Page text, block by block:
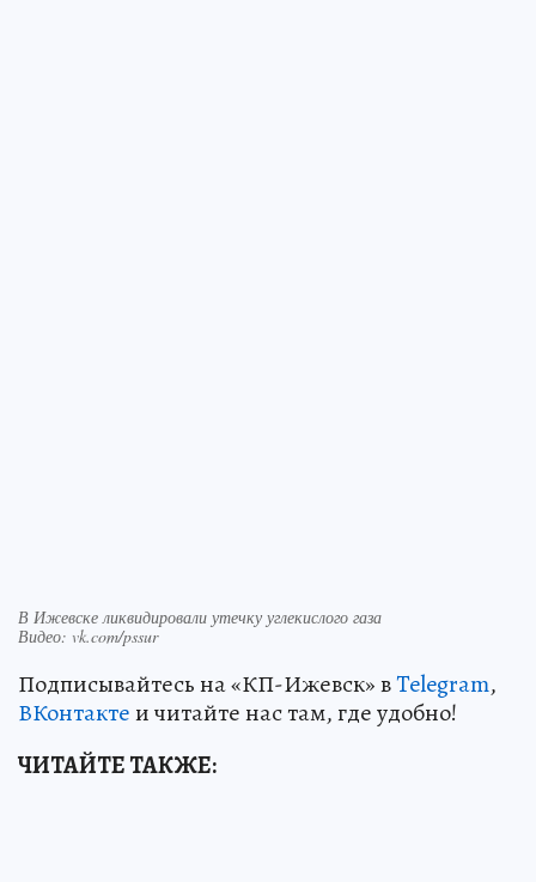
В Ижевске ликвидировали утечку углекислого газа
Видео: vk.com/pssur
Подписывайтесь на «КП-Ижевск» вTelegram,
ВКонтактеи читайте нас там, где удобно!
ЧИТАЙТЕ ТАКЖЕ: